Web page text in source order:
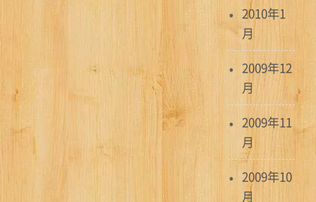
2010年1
月
2009年12
月
2009年11
月
2009年10
月